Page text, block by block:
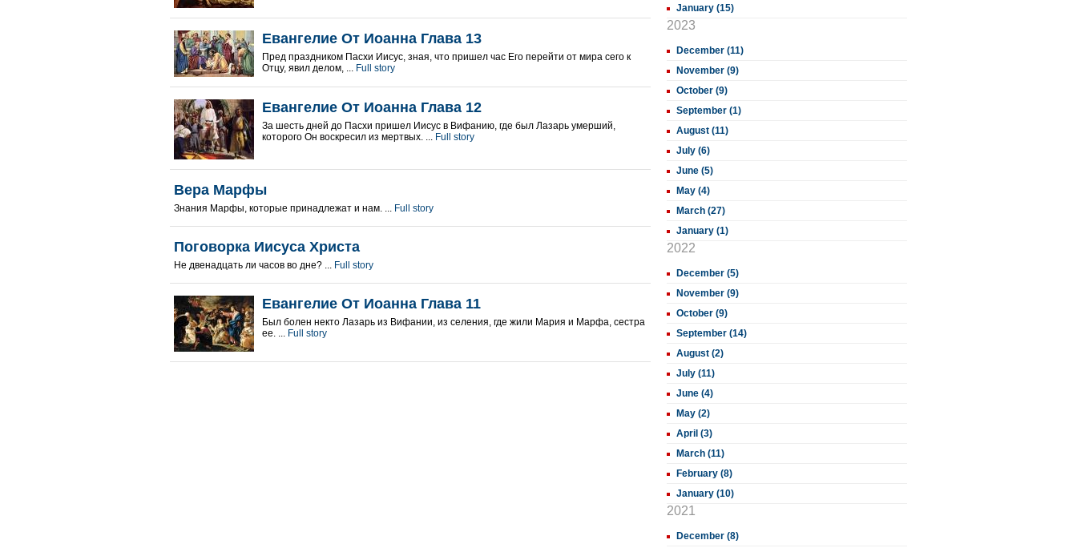
Евангелие От Иоанна Глава 13
Пред праздником Пасхи Иисус, зная, что пришел час Его перейти от мира сего к
Отцу, явил делом, ... Full story
Евангелие От Иоанна Глава 12
За шесть дней до Пасхи пришел Иисус в Вифанию, где был Лазарь умерший,
которого Он воскресил из мертвых. ... Full story
Вера Марфы
Знания Марфы, которые принадлежат и нам. ... Full story
Поговорка Иисуса Христа
Не двенадцать ли часов во дне? ... Full story
Евангелие От Иоанна Глава 11
Был болен некто Лазарь из Вифании, из селения, где жили Мария и Марфа, сестра
ее. ... Full story
January (15)
2023
December (11)
November (9)
October (9)
September (1)
August (11)
July (6)
June (5)
May (4)
March (27)
January (1)
2022
December (5)
November (9)
October (9)
September (14)
August (2)
July (11)
June (4)
May (2)
April (3)
March (11)
February (8)
January (10)
2021
December (8)